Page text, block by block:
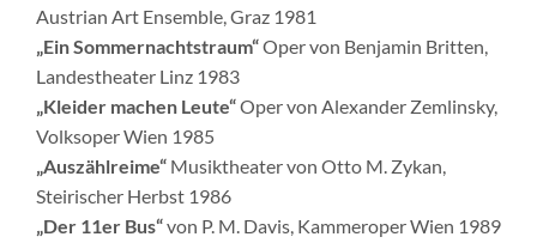
Austrian Art Ensemble, Graz 1981
„Ein Sommernachtstraum“Oper von Benjamin Britten,
Landestheater Linz 1983
„Kleider machen Leute“Oper von Alexander Zemlinsky,
Volksoper Wien 1985
„Auszählreime“ Musiktheater von Otto M. Zykan,
Steirischer Herbst 1986
„Der 11er Bus“von P. M. Davis, Kammeroper Wien 1989